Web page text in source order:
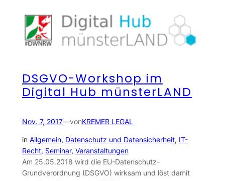
DSGVO-Workshop im
Digital Hub münsterLAND
Nov. 7, 2017—vonKREMER LEGAL
in Allgemein, Datenschutz und Datensicherheit, IT-
Recht, Seminar, Veranstaltungen
Am 25.05.2018 wird die EU-Datenschutz-
Grundverordnung (DSGVO) wirksam und löst damit